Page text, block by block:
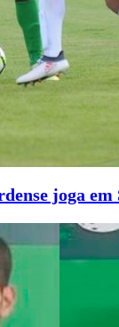
joga em